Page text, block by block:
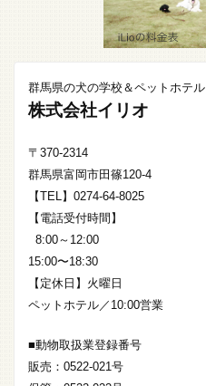
群馬県の犬の学校＆ペットホテル
株式会社イリオ
〒370-2314
群馬県富岡市田篠120-4
【TEL】0274-64-8025
【電話受付時間】
8:00～12:00
15:00〜18:30
【定休日】火曜日
ペットホテル／10:00営業
■動物取扱業登録番号
販売：0522-021号